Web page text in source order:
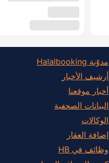
مدوّنة Halalbooking
أرشيف الأخبار
أخبار موقعنا
البيانات الصحفية
الوكالات
إضافة العقار
وظائف في HB